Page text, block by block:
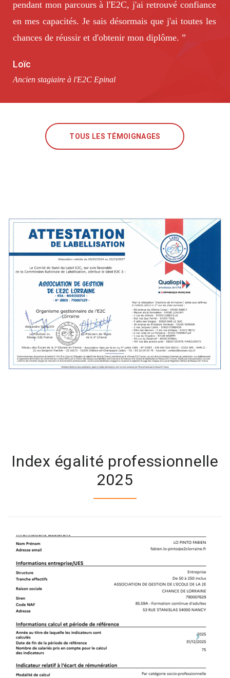
pendant mon parcours à l'E2C, j'ai retrouvé confiance
en mes capacités. Je sais désormais que j'ai toutes les
chances de réussir et d'obtenir mon diplôme. ”
Loïc
Ancien stagiaire à l'E2C Epinal
TOUS LES TÉMOIGNAGES
Index égalité professionnelle
2025